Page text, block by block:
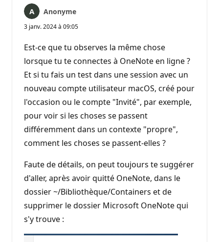
Anonyme
3 janv. 2024 à 09:05
Est-ce que tu observes la même chose
lorsque tu te connectes à OneNote en ligne ?
Et si tu fais un test dans une session avec un
nouveau compte utilisateur macOS, créé pour
l'occasion ou le compte "Invité", par exemple,
pour voir si les choses se passent
différemment dans un contexte "propre",
comment les choses se passent-elles ?
Faute de détails, on peut toujours te suggérer
d'aller, après avoir quitté OneNote, dans le
dossier ~/Bibliothèque/Containers et de
supprimer le dossier Microsoft OneNote qui
s'y trouve :